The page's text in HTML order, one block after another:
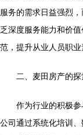
服务的需求日益强烈
乏深度服务能力和价
范，提升从业人员职业
二、麦田房产的
作为行业的积极参
公司通过系统化培训